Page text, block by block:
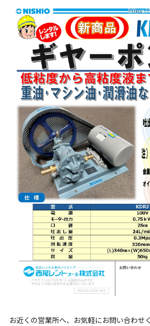
お近くの営業所へ、お気軽にお問い合わせ